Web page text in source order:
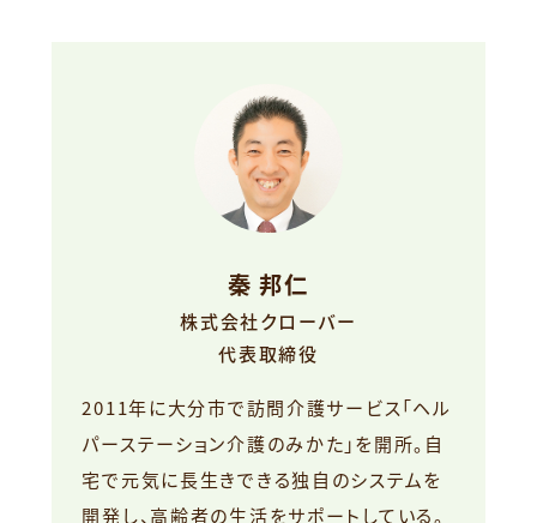
秦 邦仁
株式会社クローバー
代表取締役
2011年に大分市で訪問介護サービス「ヘル
パーステーション介護のみかた」を開所。自
宅で元気に長生きできる独自のシステムを
開発し、高齢者の生活をサポートしている。